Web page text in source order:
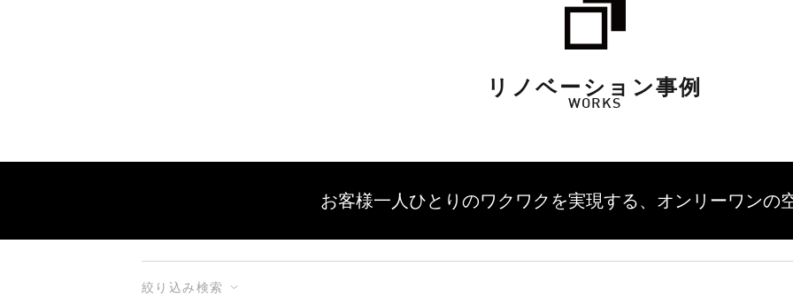
リノベーション事例
WORKS
お客様一人ひとりのワクワクを実現する、 オンリーワンの
絞り込み検索